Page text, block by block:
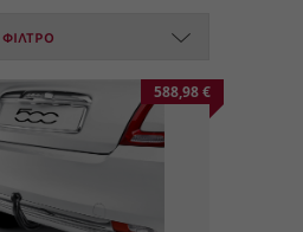
ΦΙΛΤΡΟ
588,98 €